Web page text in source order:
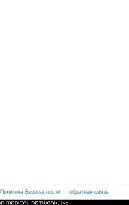
Политика Безопасности | обратная связь